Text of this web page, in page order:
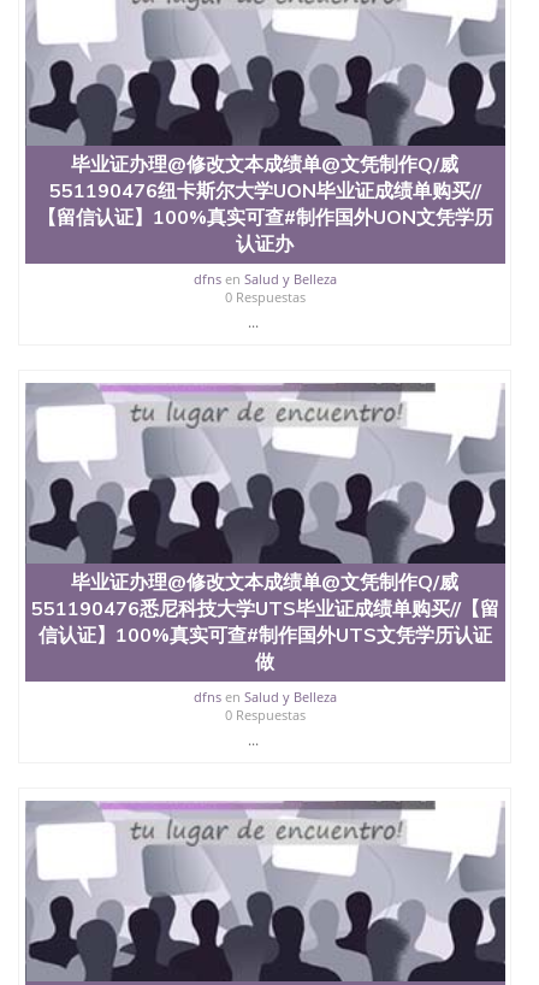
University）圣何塞州立大学（San Jose State
University）圣何塞州立大学（San Jose State
University）圣何塞州立大学（San Jose State
University）圣何塞州立大学学位证（San Jose State
University）圣何塞州立大学学位证（San Jose State
University）圣何塞州立大学学位证（San Jose State
University）圣何塞州立大学（San Jose State
University）圣何塞州立大学（San Jose State
University）圣何塞州立大学（San Jose State
University）圣何塞州立大学（San Jose State
University）圣何塞州立大学学位证（San Jose State
University）圣何塞州立大学学位证（San Jose State
University）圣何塞州立大学结业证（San Jose State
University）圣何塞州立大学学位证（San Jose State
University）圣何塞州立大学学历证书（San Jose
State University）圣何塞州立大学学历证书（San
Jose State University）圣何塞州立大学学历证书
（San Jose State University）澳洲读书未毕业找人做
文凭学位qq微信551190476澳洲读CQU中央昆士兰大
学学历 绩单购买学位证书/澳洲读本科硕士做文凭/购
买澳洲大学毕业证成绩单假文凭学历
offieUniversityofSouthernQueensland 澳洲读书未毕
业找人做文凭学位qq微信551190476澳洲读CQU中央
昆士兰大学学历成绩单购买学位证书/澳洲读本科硕
士做文凭/购买澳洲大学毕业证成绩单假文凭学历毕
业证办理@修改文本成绩单@文凭制作Q/威
551190476邦德大学Bond毕业证成绩单购买//【留信
认证】100%真实可查#制作国外Bond文凭学历认证做
理澳洲学位证书Bond University
毕业证办理@修改文本成绩单@文凭制作Q/威
551190476纽卡斯尔大学UON毕业证成绩单购买//
【留信认证】100%真实可查#制作国外UON文凭学历
认证办
dfnsen Salud y Belleza
0 Respuestas
...
毕业证办理@修改文本成绩单@文凭制作Q/威
551190476悉尼科技大学UTS毕业证成绩单购买//【留
信认证】100%真实可查#制作国外UTS文凭学历认证
做
dfnsen Salud y Belleza
0 Respuestas
...